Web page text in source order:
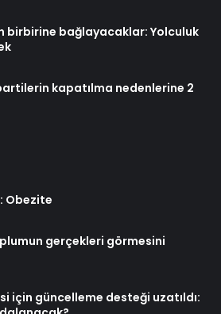
birbirine bağlayacaklar: Yolculuk
partilerin kapatılma nedenlerine 2
Obezite
gerçekleri görmesini
için güncelleme desteği uzatıldı: